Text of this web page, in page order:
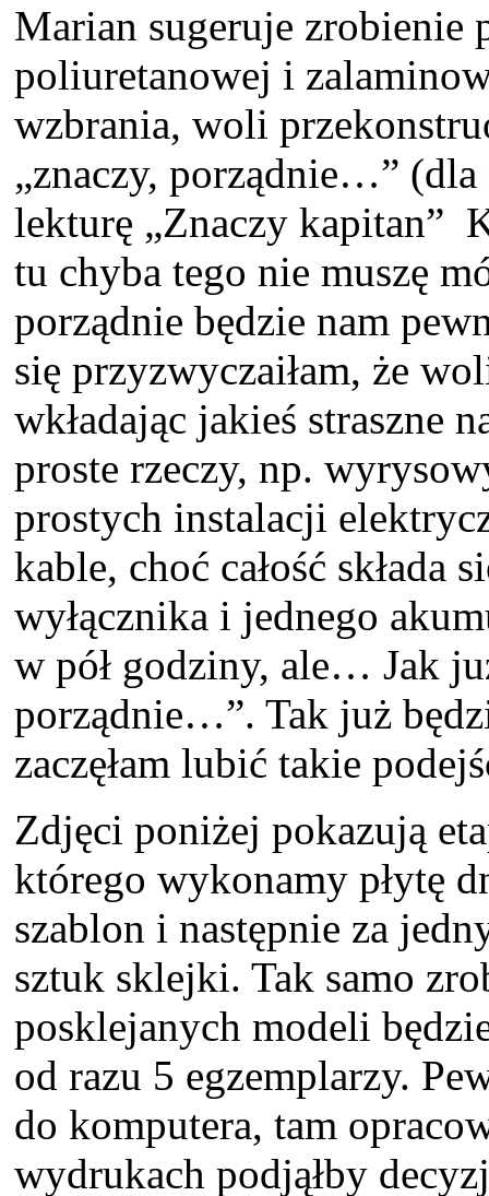
Marian sugeruje zrobienie
poliuretanowej i
wzbrania, woli
„znaczy, porządnie…”
lekturę „Znaczy kapitan”
tu chyba tego nie muszę
porządnie będzie nam
się przyzwyczaiłam, że
wkładając jakieś straszne
proste rzeczy, np.
prostych instalacji
kable, choć całość składa
wyłącznika i jednego
w pół godziny, ale… Jak
porządnie…”. Tak już
zaczęłam lubić takie
Zdjęci poniżej pokazują
którego wykonamy płytę
szablon i następnie za
sztuk sklejki. Tak samo
posklejanych modeli
od razu 5 egzemplarzy.
do komputera, tam
wydrukach podjąłby